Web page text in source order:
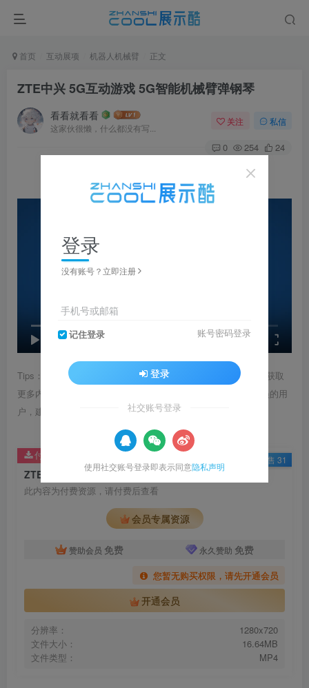
首页 互动展项 机器人机械臂 正文
ZTE中兴 5G互动游戏 5G智能机械臂弹钢琴
看看就看看
这家伙很懒，什么都没有写...
关注 私信
0 254 24
0:00 /00:20 speed
Tips：1.内容图片或视频可能会有压缩，若文章提供下载服务，获取
更多内容（无展示酷水印）可在下方下载； 2.没有百度网盘会员的用
户，建议用123云盘可获得更快的下载速度。
ZTE中兴 5G互动游戏 5G智能机械臂弹钢琴
此内容为付费资源，请付费后查看
会员专属资源
赞助会员 免费 永久赞助 免费
您暂无购买权限，请先开通会员
开通会员
分辨率：
1280x720
文件大小：
16.64MB
文件类型：
MP4
付费资源 已售 31
登录
没有账号？立即注册
手机号或邮箱
记住登录 账号密码登录
登录
社交账号登录
使用社交账号登录即表示同意隐私声明